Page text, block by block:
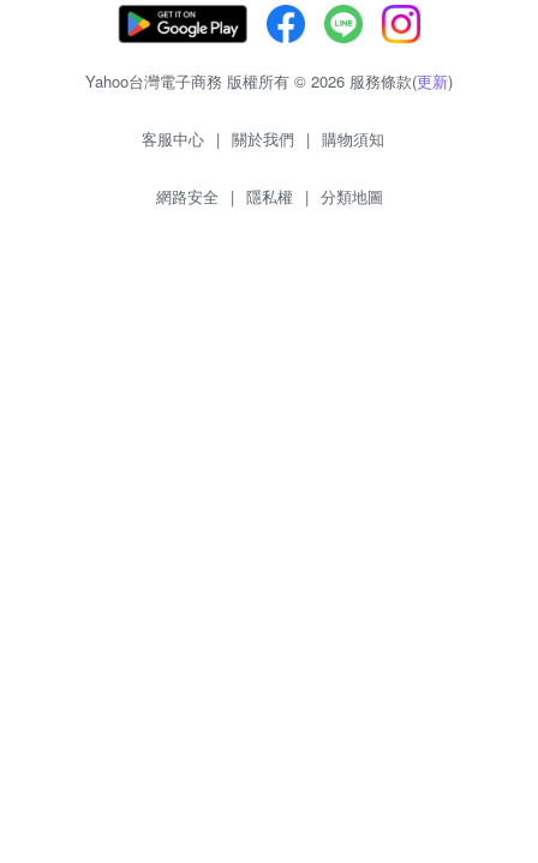
Yahoo台灣電子商務 版權所有 © 2026 服務條款(更新)
客服中心 | 關於我們 | 購物須知
網路安全 | 隱私權 | 分類地圖